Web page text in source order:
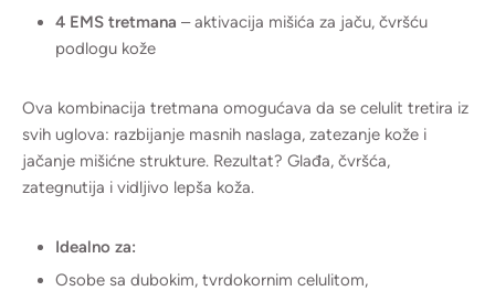
4 EMS tretmana – aktivacija mišića za jaču, čvršću
podlogu kože
Ova kombinacija tretmana omogućava da se celulit tretira iz
svih uglova: razbijanje masnih naslaga, zatezanje kože i
jačanje mišićne strukture. Rezultat? Glađa, čvršća,
zategnutija i vidljivo lepša koža.
Idealno za:
Osobe sa dubokim, tvrdokornim celulitom,